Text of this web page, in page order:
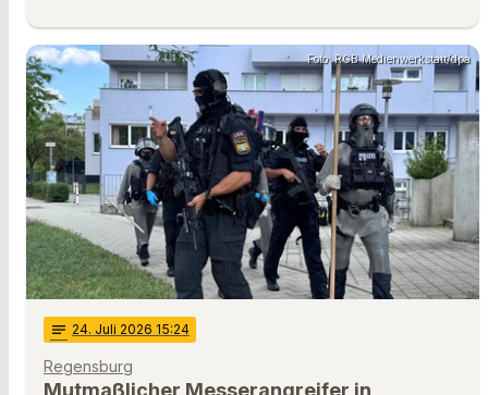
Foto: RGB Medienwerkstatt/dpa
notes 24. Juli 2026 15:24
Regensburg